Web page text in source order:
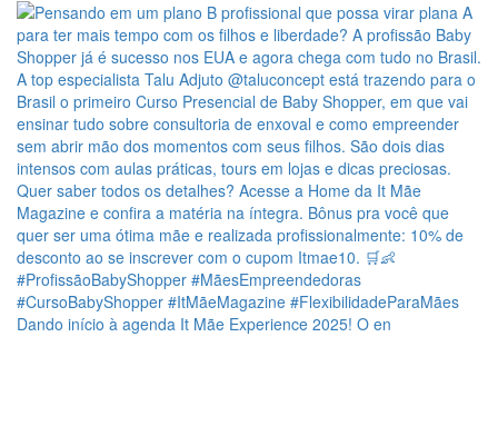
Dando início à agenda It Mãe Experience 2025! O en